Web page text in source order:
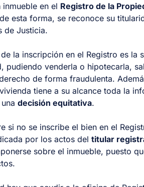
en el Registro de la
esta forma, se reconoce su
de Justicia.
la inscripción en el Registro es la
pudiendo venderla o hipotecarla,
de forma fraudulenta.
tiene a su alcance toda la
decisión equitativa.
si no se inscribe el bien en el
por los actos del titular
sobre el inmueble, puesto